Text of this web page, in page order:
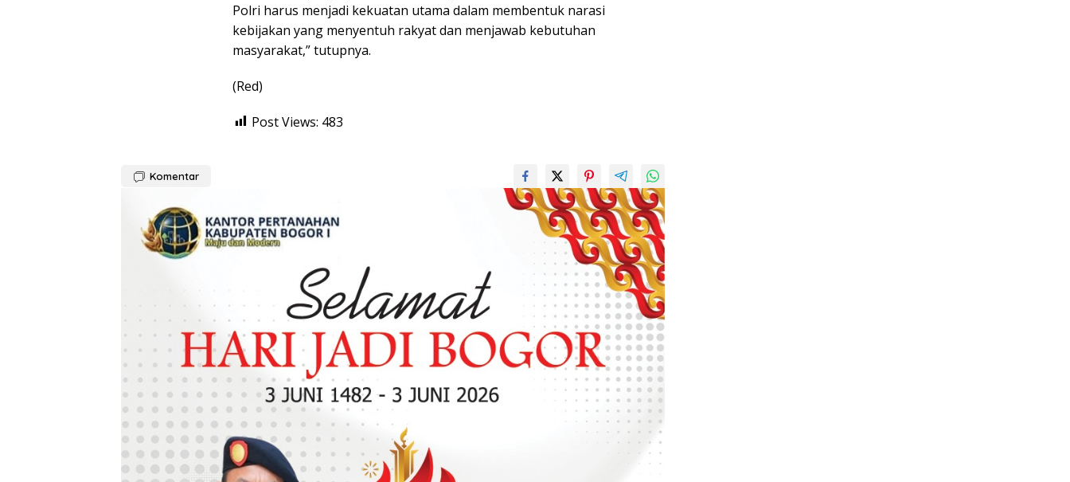
Polri harus menjadi kekuatan utama dalam membentuk narasi
kebijakan yang menyentuh rakyat dan menjawab kebutuhan
masyarakat,” tutupnya.
(Red)
Post Views: 483
Komentar